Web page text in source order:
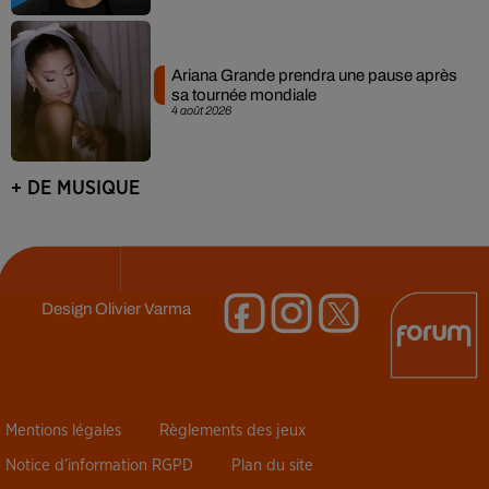
4 août 2026
Ariana Grande prendra une pause après
sa tournée mondiale
+ DE MUSIQUE
DesignOlivier Varma
Mentions légales Règlements des jeux
Notice d’information RGPD Plan du site